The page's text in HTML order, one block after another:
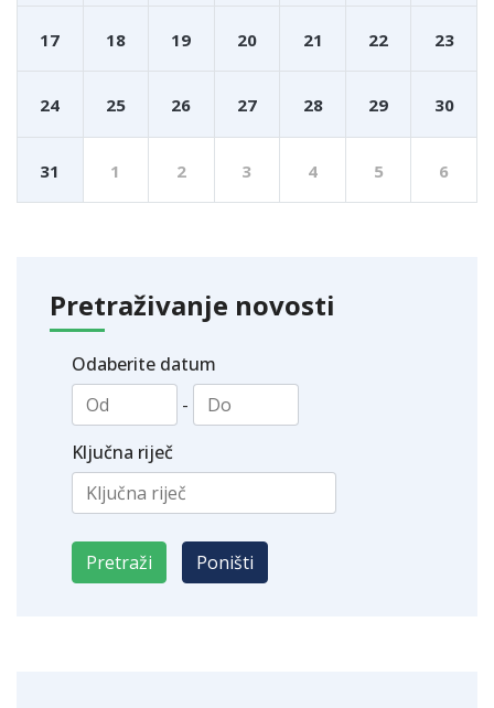
17 18 19 20 21 22 23
24 25 26 27 28 29 30
31 1 2 3 4 5 6
Pretraživanje novosti
Odaberite datum
-
Ključna riječ